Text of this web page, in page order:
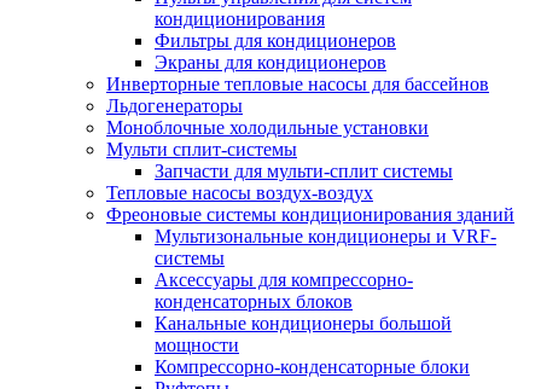
кондиционирования
Фильтры для кондиционеров
Экраны для кондиционеров
Инверторные тепловые насосы для бассейнов
Льдогенераторы
Моноблочные холодильные установки
Мульти сплит-системы
Запчасти для мульти-сплит системы
Тепловые насосы воздух-воздух
Фреоновые системы кондиционирования зданий
Мультизональные кондиционеры и VRF-
системы
Аксессуары для компрессорно-
конденсаторных блоков
Канальные кондиционеры большой
мощности
Компрессорно-конденсаторные блоки